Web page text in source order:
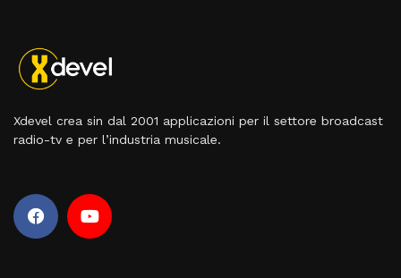
Xdevel crea sin dal 2001 applicazioni per il settore broadcast
radio-tv e per l’industria musicale.